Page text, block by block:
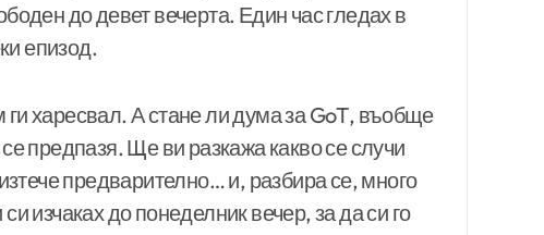
до девет вечерта. Един час гледах в
епизод.
харесвал. А стане ли дума за GoT, въобще
предпазя. Ще ви разкажа какво се случи
предварително… и, разбира се, много
изчаках до понеделник вечер, за да си го